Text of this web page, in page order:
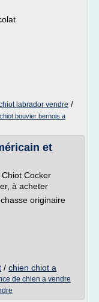
labrador vendre /
chiot bouvier bernois a
et
Cocker
à acheter
originaire
/ chien chiot a
de chien a vendre